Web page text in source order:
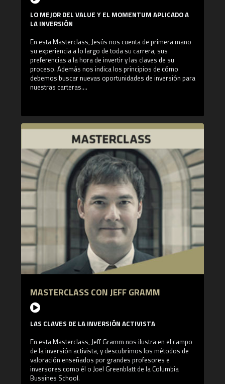
ha participado como ponente en las conferencias Best
Ideas y Wide-Moat Investing Summit organizadas por
MOI Global.
LO MEJOR DEL VALUE Y EL MOMENTUM APLICADO A
LA INVERSIÓN
En esta Masterclass, Jesús nos cuenta de primera mano
su experiencia a lo largo de toda su carrera, sus
preferencias a la hora de invertir y las claves de su
proceso. Además nos indica los principios de cómo
debemos buscar nuevas oportunidades de inversión para
nuestras carteras.
- El Value Investing llevado a la práctica por Valentum
- El Momentum en las tesis de inversión sobre Gym
Group
- La inversión en Materias Primas por Jesús Domínguez
¿Quién es Jesús Domínguez?
Jesús Domínguez es Consejero Delegado Valentum
Asset Management y gestor de Valentum, FI. Cuenta con
una amplia formación y experiencia contando con la
doble titulación en Empresariales (ICADE y Dublin City
University), así como Master en derivados por el Options
and Futures Institute (IEB).
Valentum Asset Management es una gestora
independiente, cuenta con un equipo de gestión que
acumula 40 años de experiencia como analistas en
múltiples sectores. Buscan invertir en compañías de alta
calidad, con un balance sólido, pero además, tratando de
encontrar el momento apropiado para cada inversión.
MASTERCLASS CON JEFF GRAMM
LAS CLAVES DE LA INVERSIÓN ACTIVISTA
En esta Masterclass, Jeff Gramm nos ilustra en el campo
de la inversión activista, y descubrimos los métodos de
valoración enseñados por grandes profesores e
inversores como él o Joel Greenblatt de la Columbia
Bussines School.